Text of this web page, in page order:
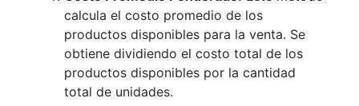
calcula el costo promedio de los
productos disponibles para la venta. Se
obtiene dividiendo el costo total de los
productos disponibles por la cantidad
total de unidades.